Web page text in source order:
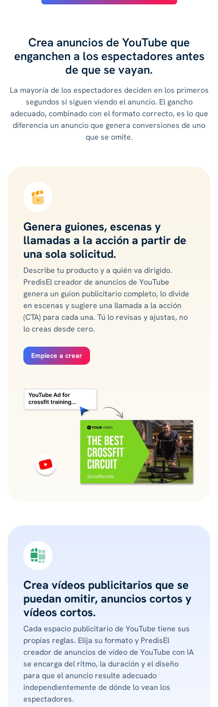
Crea anuncios de YouTube que
enganchen a los espectadores antes
de que se vayan.
La mayoría de los espectadores deciden en los primeros
segundos si siguen viendo el anuncio. El gancho
adecuado, combinado con el formato correcto, es lo que
diferencia un anuncio que genera conversiones de uno
que se omite.
Genera guiones, escenas y
llamadas a la acción a partir de
una sola solicitud.
Describe tu producto y a quién va dirigido.
PredisEl creador de anuncios de YouTube
genera un guion publicitario completo, lo divide
en escenas y sugiere una llamada a la acción
(CTA) para cada una. Tú lo revisas y ajustas, no
lo creas desde cero.
Empiece a crear
Crea vídeos publicitarios que se
puedan omitir, anuncios cortos y
vídeos cortos.
Cada espacio publicitario de YouTube tiene sus
propias reglas. Elija su formato y PredisEl
creador de anuncios de vídeo de YouTube con IA
se encarga del ritmo, la duración y el diseño
para que el anuncio resulte adecuado
independientemente de dónde lo vean los
espectadores.